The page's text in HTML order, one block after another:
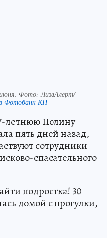
июня. Фото: ЛизаАлерт/
Фотобанк КП
летнюю Полину
пять дней назад,
сотрудники
спасательного
подростка! 30
домой с прогулки,